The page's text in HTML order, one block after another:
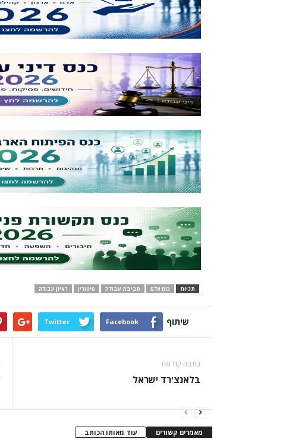
תגיות כוח אדם סביבת עבודה פיטורין ראיון עבודה
שיתוף Facebook
Twitter
כתבה קודמת
בלאנצ'רד ישראל
מאמרים קשורים עוד מאותו הכותב